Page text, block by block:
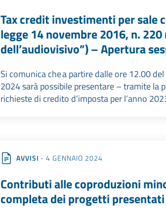
Tax credit investimenti per sale
legge 14 novembre 2016, n.
dell’audiovisivo”) – Apertura
Si comunica che a partire dalle ore 12.00
2024 sarà possibile presentare – tramite la
richieste di credito d’imposta per l’anno
AVVISI - 4 GENNAIO 2024
Contributi alle coproduzioni
completa dei progetti